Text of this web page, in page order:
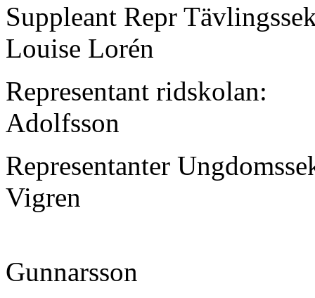
Suppleant Repr
Louise Lorén
Representant ridskolan:
Adolfsson
Representanter
Vigren
Gunnarsson